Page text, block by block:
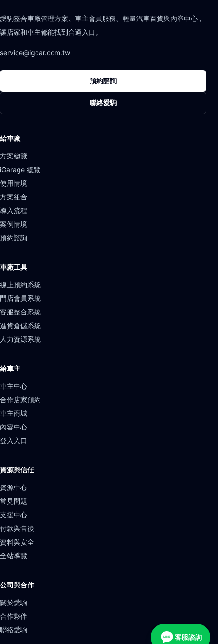
愛駒整合車廠管理方案、車主會員服務、輕量汽車百貨與內容中心，
讓店家和車主都能找到合適入口。
service@igcar.com.tw
預約諮詢
聯絡愛駒
給車廠
方案總覽
iGarage 總覽
使用情境
方案組合
導入流程
案例情境
預約諮詢
車廠工具
線上預約系統
門店會員系統
客服整合系統
進貨倉儲系統
人力資源系統
給車主
車主中心
合作店家預約
車主商城
內容中心
登入入口
資源與信任
資源中心
常見問題
支援中心
付款與售後
資料與安全
全站導覽
公司與合作
關於愛駒
合作夥伴
聯絡愛駒
LINE 客服諮詢